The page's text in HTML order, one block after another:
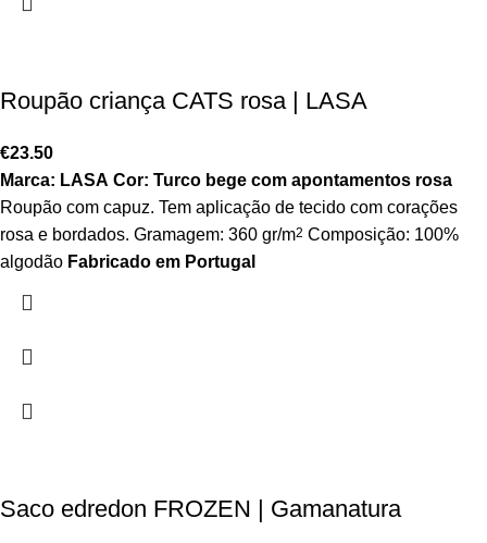
Roupão criança CATS rosa | LASA
€23.50
Marca: LASA Cor: Turco bege com apontamentos rosa
Roupão com capuz. Tem aplicação de tecido com corações
rosa e bordados. Gramagem: 360 gr/m2 Composição: 100%
algodão Fabricado em Portugal
Saco edredon FROZEN | Gamanatura